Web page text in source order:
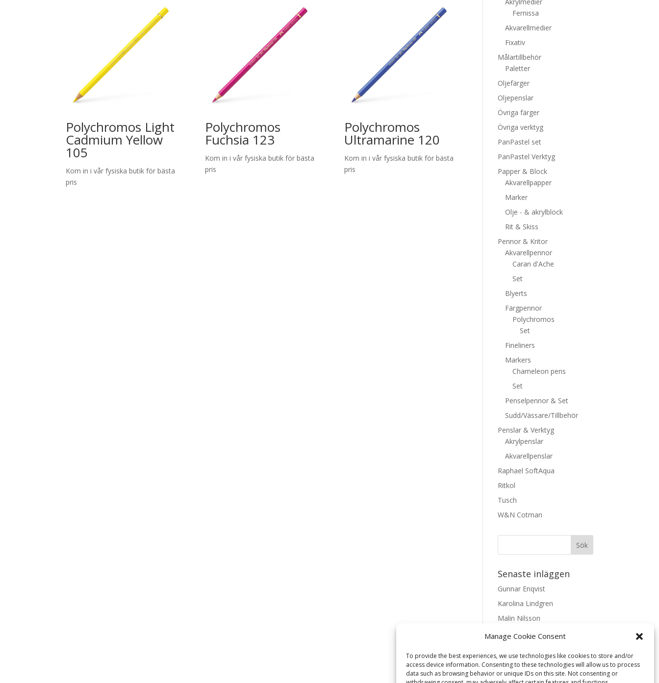
Manage Cookie Consent
To provide the best experiences, we use technologies like cookies to store and/or
access device information. Consenting to these technologies will allow us to process
data such as browsing behavior or unique IDs on this site. Not consenting or
Polychromos Light
Cadmium Yellow
105
Kom in i vår fysiska butik för bästa
pris
Polychromos
Fuchsia 123
Kom in i vår fysiska butik för bästa
pris
Polychromos
Ultramarine 120
Kom in i vår fysiska butik för bästa
pris
Fernissa
Akvarellmedier
Fixativ
Målartillbehör
Paletter
Oljefärger
Oljepenslar
Övriga färger
Övriga verktyg
PanPastel set
PanPastel Verktyg
Papper & Block
Akvarellpapper
Marker
Olje - & akrylblock
Rit & Skiss
Pennor & Kritor
Akvarellpennor
Caran d'Ache
Set
Blyerts
Färgpennor
Polychromos
Set
Fineliners
Markers
Chameleon pens
Set
Penselpennor & Set
Sudd/Vässare/Tillbehör
Penslar & Verktyg
Akrylpenslar
Akvarellpenslar
Raphael SoftAqua
Ritkol
Tusch
W&N Cotman
Senaste inläggen
Gunnar Enqvist
Karolina Lindgren
Malin Nilsson
Mattis Skogsskir
Textarkiv